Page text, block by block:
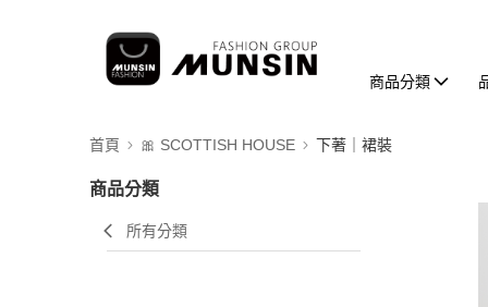
商品分類
首頁 🎀 SCOTTISH HOUSE 下著｜裙裝
商品分類
所有分類